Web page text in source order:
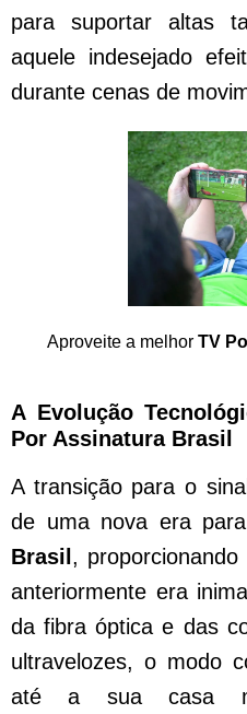
para suportar altas
aquele indesejado
durante cenas de
Aproveite a melhor TV
A Evolução
Por Assinatura Brasil
A transição para o
de uma nova era
Brasil ,
anteriormente era
da fibra óptica e das
ultravelozes, o modo
até a sua casa